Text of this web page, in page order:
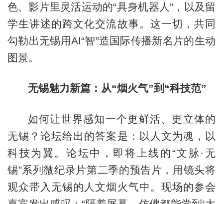
色、影片里灵活运动的“具身机器人”，以及留
学生讲述的跨文化交流故事。这一切，共同
勾勒出无锡用AI“智”造国际传播新名片的生动
图景。
无锡魅力新篇：从“烟火气”到“科技范”
如何让世界感知一个更鲜活、更立体的
无锡？论坛给出的答案是：以人文为魂，以
科技为翼。论坛中，即将上线的“文脉·无
锡”系列微纪录片第二季的预告片，用镜头将
观众带入无锡的人文烟火气中。现场的参会